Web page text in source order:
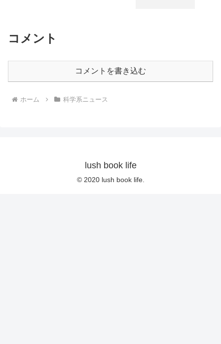
コメント
コメントを書き込む
ホーム 科学系ニュース
lush book life
© 2020 lush book life.